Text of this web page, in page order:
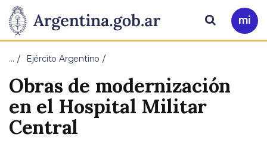
Presidencia
de
la
Nación
Pasar al contenido principal
Ir
a
Buscar
… Ejército Argentino
Obras de modernización
en el Hospital Militar
Central